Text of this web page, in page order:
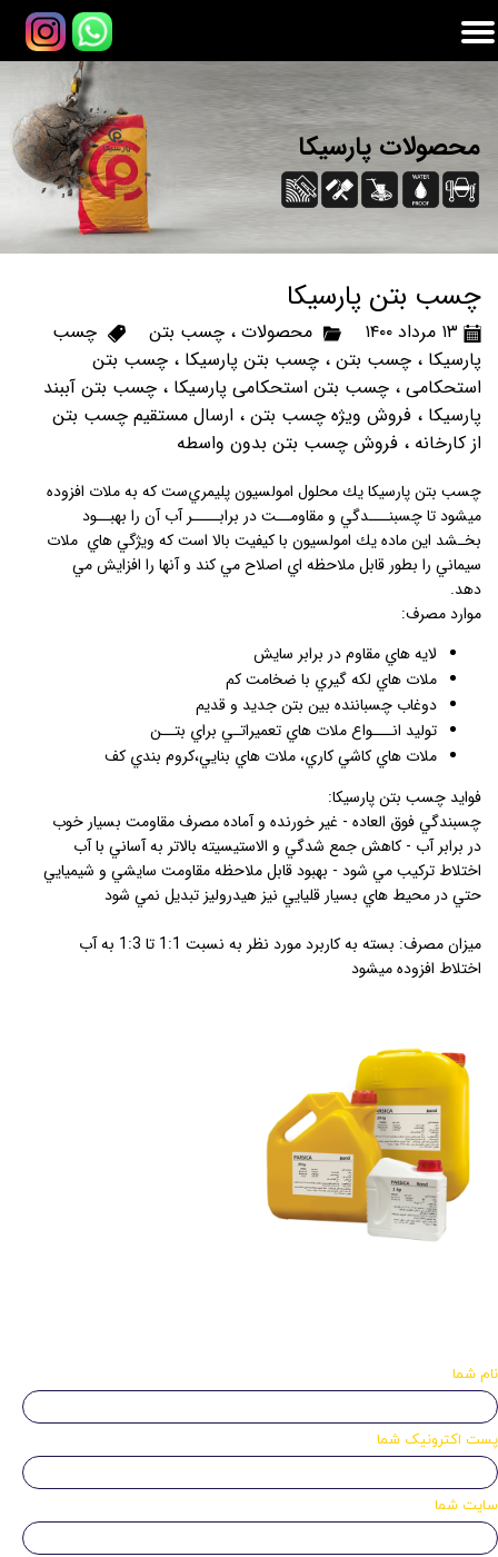
محصولات پارسیکا
چسب بتن پارسیکا
۱۳ مرداد ۱۴۰۰ محصولات ، چسب بتن
چسب
پارسیکا ، چسب بتن ، چسب بتن پارسیکا ، چسب بتن
استحکامی ، چسب بتن استحکامی پارسیکا ، چسب بتن آببند
پارسیکا ، فروش ویژه چسب بتن ، ارسال مستقیم چسب بتن
از کارخانه ، فروش چسب بتن بدون واسطه
چسب بتن پارسیکا يك محلول امولسيون پليمري‌ست كه به ملات افزوده
ميشود تا چسبنـــدگي و مقاومــت در برابــــر آب آن را بهبــود
بخـشد اين ماده يك امولسيون با كيفيت بالا است كه ويژگي هاي ملات
سيماني را بطور قابل ملاحظه اي اصلاح مي كند و آنها را افزايش مي
د‌هد.
موارد مصرف:
لايه هاي مقاوم در برابر سايش
ملات هاي لكه گيري با ضخامت كم
دوغاب چسباننده بين بتن جديد و قديم
توليد انـــواع ملات هاي تعميراتـي براي بتــن
ملات هاي كاشي كاري، ملات هاي بنايي،كروم بندي كف
فواید چسب بتن پارسیکا:
چسبندگي فوق العاده - غير خورنده و آماده مصرف مقاومت بسيار خوب
در برابر آب - كاهش جمع شدگي و الاستيسيته بالاتر به آساني با آب
اختلاط ترکيب مي شود - بهبود قابل ملاحظه مقاومت سايشي و شيميايي
حتي در محيط هاي بسيار قليايي نيز هيدروليز تبديل نمي شود
میزان مصرف: بسته به کاربرد مورد نظر به نسبت 1:1 تا 1:3 به آب
اختلاط افزوده میشود
نام شما
پست اکترونیک شما
سایت شما